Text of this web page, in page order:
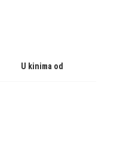
U kinima od